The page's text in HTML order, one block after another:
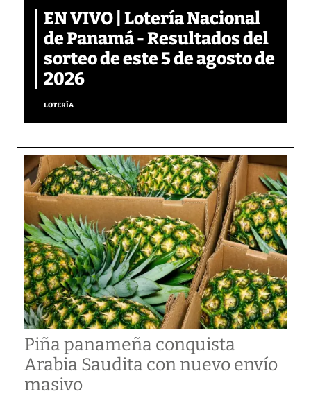
EN VIVO | Lotería Nacional
de Panamá - Resultados del
sorteo de este 5 de agosto de
2026
LOTERÍA
Piña panameña conquista
Arabia Saudita con nuevo envío
masivo